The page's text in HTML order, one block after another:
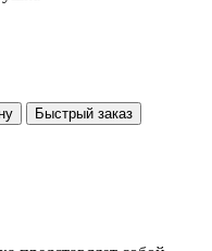
Быстрый заказ